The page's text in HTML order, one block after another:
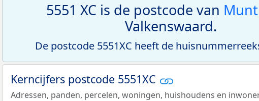
5551 XC is de postcode van
Valkenswaard.
De postcode 5551XC heeft de
Kerncijfers postcode 5551XC
Adressen, panden, percelen, woningen, huishoudens en